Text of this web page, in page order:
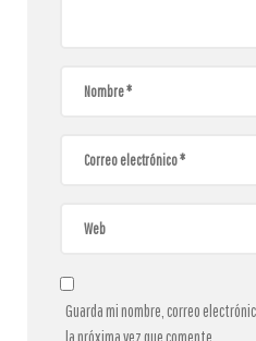
Guarda mi nombre, correo
la próxima vez que comente.